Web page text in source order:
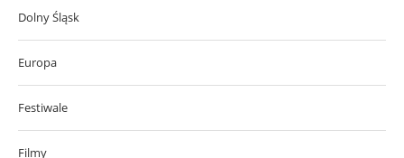
Dolny Śląsk
Europa
Festiwale
Filmy